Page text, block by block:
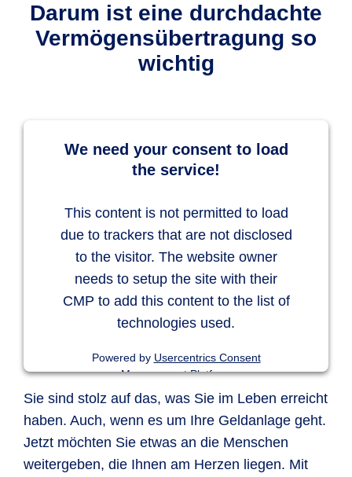
Darum ist eine durchdachte
Vermögensübertragung so
wichtig
We need your consent to load
the service!
This content is not permitted to load
due to trackers that are not disclosed
to the visitor. The website owner
needs to setup the site with their
CMP to add this content to the list of
technologies used.
Powered by Usercentrics Consent
Management Platform
Sie sind stolz auf das, was Sie im Leben erreicht
haben. Auch, wenn es um Ihre Geldanlage geht.
Jetzt möchten Sie etwas an die Menschen
weitergeben, die Ihnen am Herzen liegen. Mit